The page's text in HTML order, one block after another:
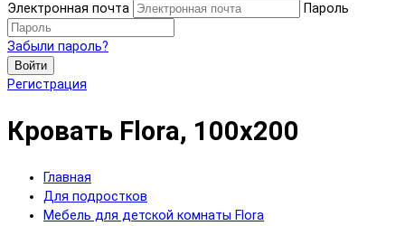
Электронная почта
Пароль
Забыли пароль?
Войти
Регистрация
Кровать Flora, 100x200
Главная
Для подростков
Мебель для детской комнаты Flora